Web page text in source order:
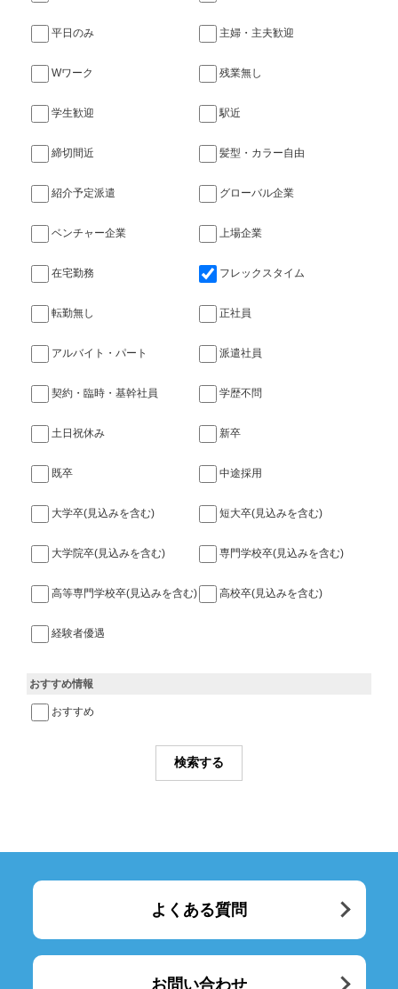
平日のみ 主婦・主夫歓迎
Wワーク 残業無し
学生歓迎 駅近
締切間近 髪型・カラー自由
紹介予定派遣 グローバル企業
ベンチャー企業 上場企業
在宅勤務 フレックスタイム
転勤無し 正社員
アルバイト・パート 派遣社員
契約・臨時・基幹社員 学歴不問
土日祝休み 新卒
既卒 中途採用
大学卒(見込みを含む) 短大卒(見込みを含む)
大学院卒(見込みを含む) 専門学校卒(見込みを含む)
高等専門学校卒(見込みを含む) 高校卒(見込みを含む)
経験者優遇
おすすめ情報
おすすめ
よくある質問
お問い合わせ